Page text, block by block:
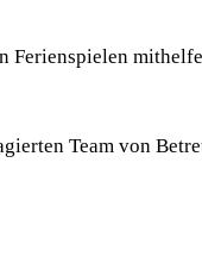
Ferienspielen
Team von